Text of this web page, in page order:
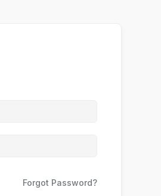
Forgot Password?